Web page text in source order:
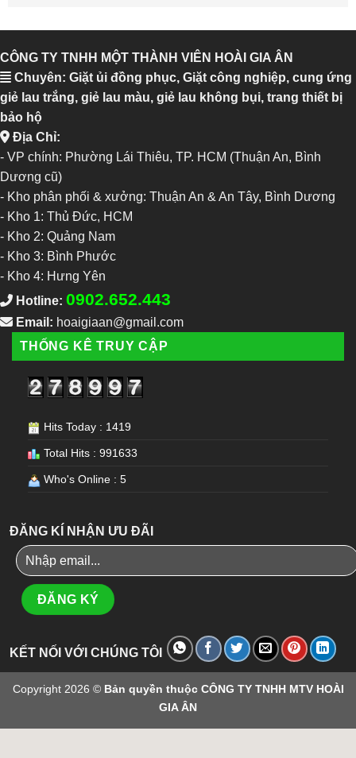
CÔNG TY TNHH MỘT THÀNH VIÊN HOÀI GIA ÂN
Chuyên: Giặt ủi đồng phục, Giặt công nghiệp, cung ứng
giẻ lau trắng, giẻ lau màu, giẻ lau không bụi, trang thiết bị
bảo hộ
Địa Chỉ:
- VP chính: Phường Lái Thiêu, TP. HCM (Thuận An, Bình
Dương cũ)
- Kho phân phối & xưởng: Thuận An & An Tây, Bình Dương
- Kho 1: Thủ Đức, HCM
- Kho 2: Quảng Nam
- Kho 3: Bình Phước
- Kho 4: Hưng Yên
Hotline: 0902.652.443
Email: hoaigiaan@gmail.com
THỐNG KÊ TRUY CẬP
Hits Today : 1419
Total Hits : 991633
Who's Online : 5
ĐĂNG KÍ NHẬN ƯU ĐÃI
KẾT NỐI VỚI CHÚNG TÔI
Copyright 2026 © Bản quyền thuộc CÔNG TY TNHH MTV HOÀI
GIA ÂN